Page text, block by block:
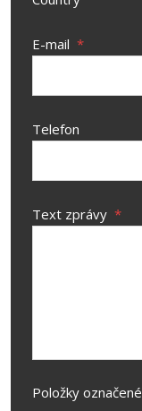
E-mail *
Telefon
Text zprávy *
Položky